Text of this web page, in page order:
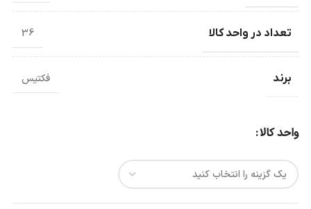
تعداد در واحد کالا 36
برند فکتیس
واحد کالا